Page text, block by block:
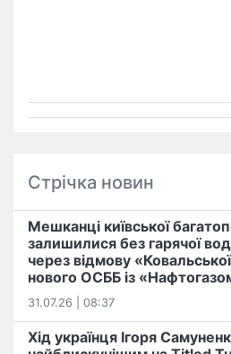
Стрічка новин
Мешканці київської
залишилися без гарячої
через відмову
нового ОСББ із
31.07.26 | 08:37
Хід українця Ігоря